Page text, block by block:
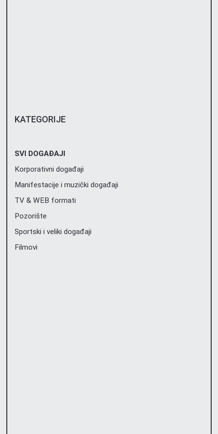
KATEGORIJE
SVI DOGAĐAJI
Korporativni događaji
Manifestacije i muzički događaji
TV & WEB formati
Pozorište
Sportski i veliki događaji
Filmovi